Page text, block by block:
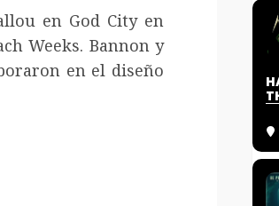
en God City en
Weeks. Bannon y
en el diseño